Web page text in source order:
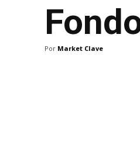
Por Market Clave